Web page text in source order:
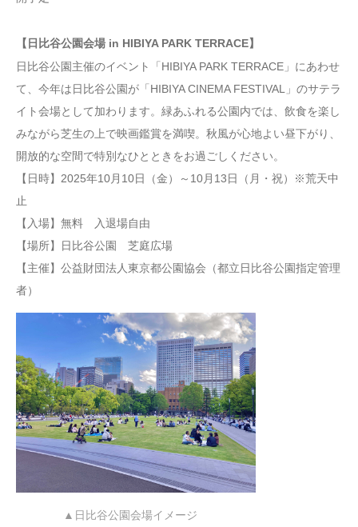
【日比谷公園会場 in HIBIYA PARK TERRACE】
日比谷公園主催のイベント「HIBIYA PARK TERRACE」にあわせ
て、今年は日比谷公園が「HIBIYA CINEMA FESTIVAL」のサテラ
イト会場として加わります。緑あふれる公園内では、飲食を楽し
みながら芝生の上で映画鑑賞を満喫。秋風が心地よい昼下がり、
開放的な空間で特別なひとときをお過ごしください。
【日時】2025年10月10日（金）～10月13日（月・祝）※荒天中
止
【入場】無料 入退場自由
【場所】日比谷公園 芝庭広場
【主催】公益財団法人東京都公園協会（都立日比谷公園指定管理
者）
▲日比谷公園会場イメージ